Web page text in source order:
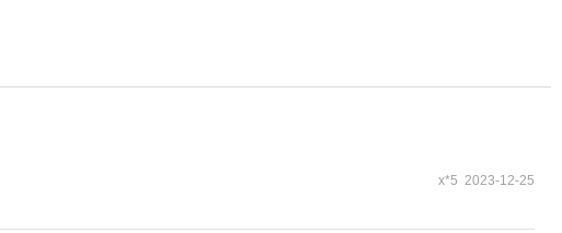
x*5 2023-12-25